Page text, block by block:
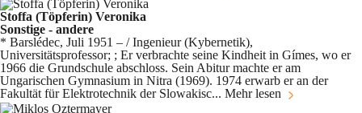
Stoffa (Töpferin) Veronika
Sonstige - andere
* Barslédec, Juli 1951 – / Ingenieur (Kybernetik),
Universitätsprofessor; ; Er verbrachte seine Kindheit in Gímes, wo er
1966 die Grundschule abschloss. Sein Abitur machte er am
Ungarischen Gymnasium in Nitra (1969). 1974 erwarb er an der
Fakultät für Elektrotechnik der Slowakisc... Mehr lesen